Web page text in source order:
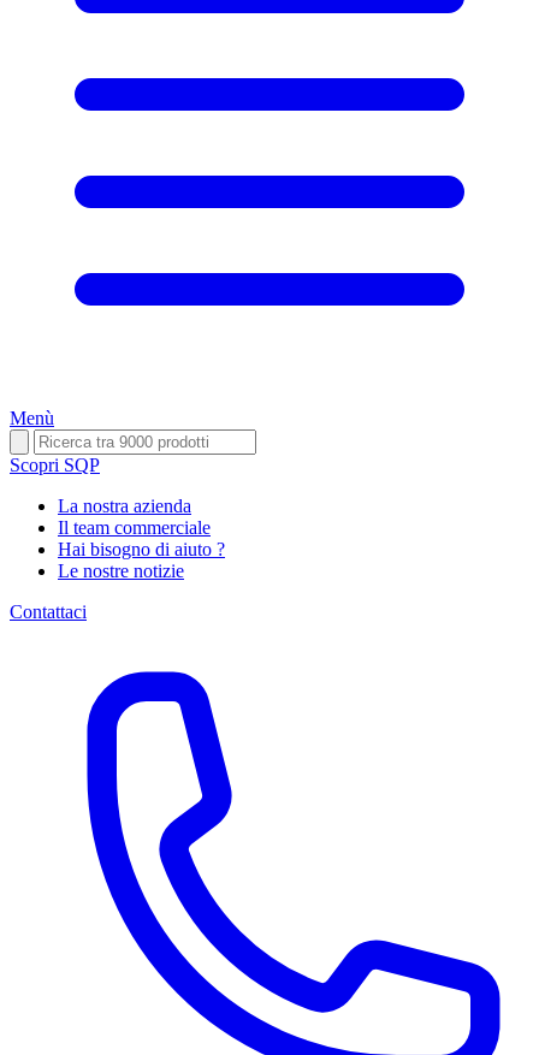
Menù
Scopri SQP
La nostra azienda
Il team commerciale
Hai bisogno di aiuto ?
Le nostre notizie
Contattaci